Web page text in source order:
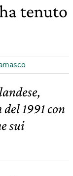
tenuto
1991 con
sui